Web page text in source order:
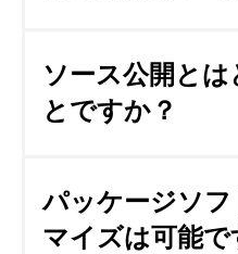
ば、
開発メーカーに直
どの パッケージがいい
欲しい製品が見つから
ソース公開とは
とですか？
（ソースコード）を公
ように
なっています。
しかし、一部のソース公
パッケージソフ
マイズは可能で